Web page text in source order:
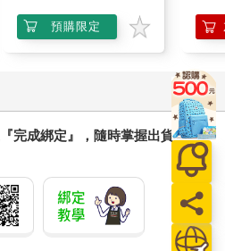
預購限定
完成綁定』，隨時掌握出貨動